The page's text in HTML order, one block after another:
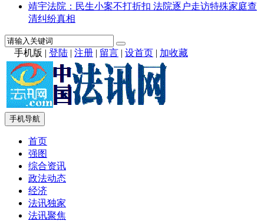
靖宇法院：民生小案不打折扣 法院逐户走访特殊家庭查
清纠纷真相
手机版 | 登陆 | 注册 | 留言 | 设首页 | 加收藏
手机导航
首页
强图
综合资讯
政法动态
经济
法讯独家
法讯聚焦